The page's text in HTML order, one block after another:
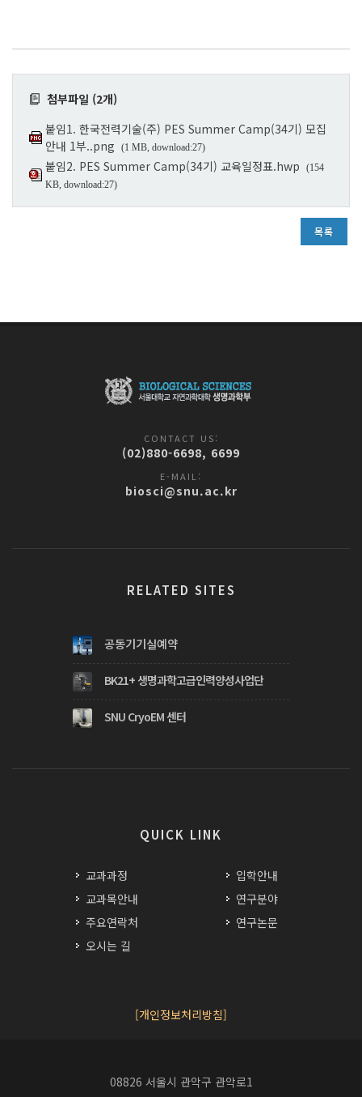
첨부파일 (2개)
붙임1. 한국전력기술(주) PES Summer Camp(34기) 모집
안내 1부..png
(1 MB, download:27)
붙임2. PES Summer Camp(34기) 교육일정표.hwp
(154
KB, download:27)
목록
CONTACT US:
(02)880-6698, 6699
E-MAIL:
biosci@snu.ac.kr
RELATED SITES
공동기기실예약
BK21+ 생명과학고급인력양성사업단
SNU CryoEM 센터
QUICK LINK
교과과정
교과목안내
주요연락처
오시는 길
입학안내
연구분야
연구논문
[개인정보처리방침]
08826 서울시 관악구 관악로1